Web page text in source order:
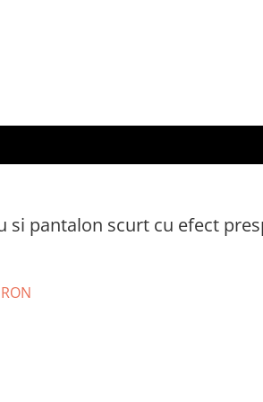
si pantalon scurt cu efect